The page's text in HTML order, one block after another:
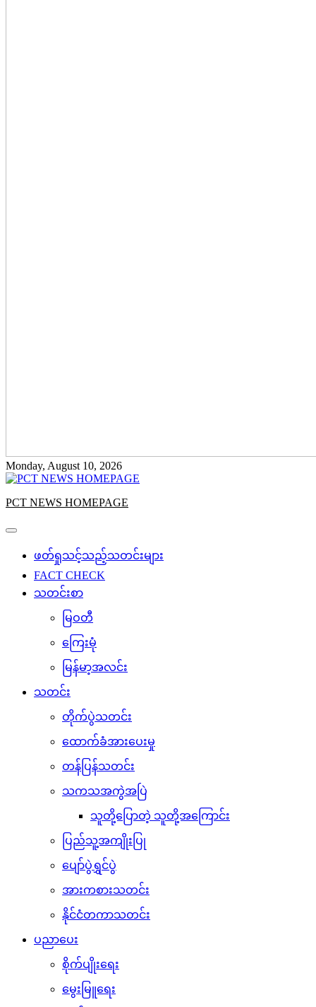
Monday, August 10, 2026
PCT NEWS HOMEPAGE
ဖတ်ရှုသင့်သည့်သတင်းများ
FACT CHECK
သတင်းစာ
မြဝတီ
ကြေးမုံ
မြန်မာ့အလင်း
သတင်း
တိုက်ပွဲသတင်း
ထောက်ခံအားပေးမှု
တန်ပြန်သတင်း
သကသအကွဲအပြဲ
သူတို့ပြောတဲ့ သူတို့အကြောင်း
ပြည်သူ့အကျိုးပြု
ပျော်ပွဲရွှင်ပွဲ
အားကစားသတင်း
နိုင်ငံတကာသတင်း
ပညာပေး
စိုက်ပျိုးရေး
မွေးမြူရေး